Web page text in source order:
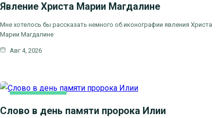
Явление Христа Марии Магдалине
Мне хотелось бы рассказать немного об иконографии явления Христа
Марии Магдалине
Авг 4, 2026
ЦЕРКОВНЫЕ ПРАЗДНИКИ
Слово в день памяти пророка Илии